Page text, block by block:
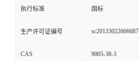
执行标准 国标
生产许可证编号 sc20133022606687
CAS 9005-38-3